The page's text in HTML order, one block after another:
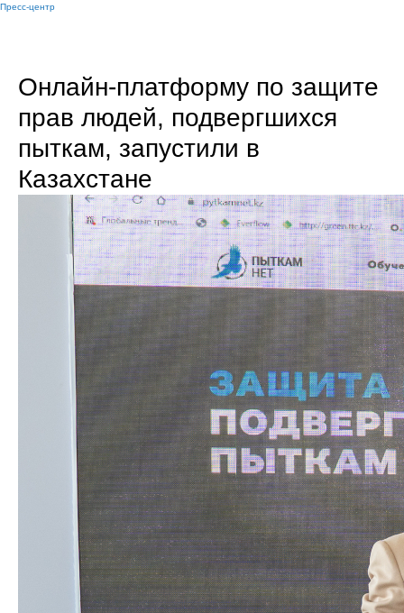
Пресс-центр
Онлайн-платформу по защите
прав людей, подвергшихся
пыткам, запустили в
Казахстане